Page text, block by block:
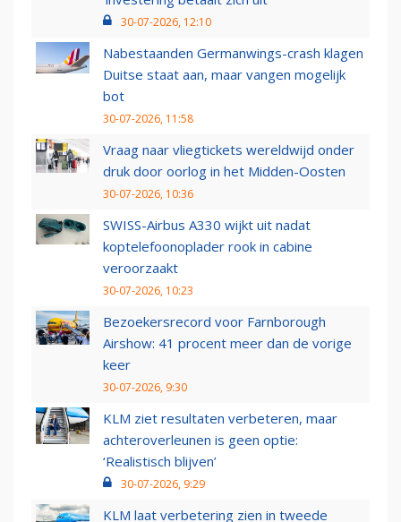
30-07-2026, 12:10
Nabestaanden Germanwings-crash klagen
Duitse staat aan, maar vangen mogelijk
bot
30-07-2026, 11:58
Vraag naar vliegtickets wereldwijd onder
druk door oorlog in het Midden-Oosten
30-07-2026, 10:36
SWISS-Airbus A330 wijkt uit nadat
koptelefoonoplader rook in cabine
veroorzaakt
30-07-2026, 10:23
Bezoekersrecord voor Farnborough
Airshow: 41 procent meer dan de vorige
keer
30-07-2026, 9:30
KLM ziet resultaten verbeteren, maar
achteroverleunen is geen optie:
‘Realistisch blijven’
30-07-2026, 9:29
KLM laat verbetering zien in tweede